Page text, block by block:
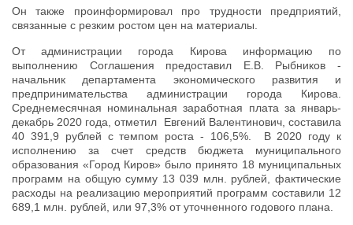
Он также проинформировал про трудности предприятий,
связанные с резким ростом цен на материалы.
От администрации города Кирова информацию по
выполнению Соглашения предоставил Е.В. Рыбников -
начальник департамента экономического развития и
предпринимательства администрации города Кирова.
Среднемесячная номинальная заработная плата за январь-
декабрь 2020 года, отметил Евгений Валентинович, составила
40 391,9 рублей с темпом роста - 106,5%. В 2020 году к
исполнению за счет средств бюджета муниципального
образования «Город Киров» было принято 18 муниципальных
программ на общую сумму 13 039 млн. рублей, фактические
расходы на реализацию мероприятий программ составили 12
689,1 млн. рублей, или 97,3% от уточненного годового плана.